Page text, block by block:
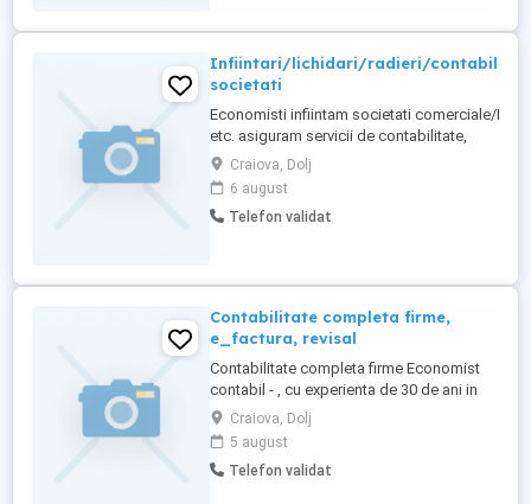
Infiintari/lichidari/radieri/
societati
Economisti infiintam societati comerciale/PFA/
etc. asiguram servicii de contabilitate,
lichidam/radiem societati cu/fara datorii.
Intocmim documentatie in vederea obtinerii
certificatelor de inregistrare in scopuri de TVA
si intermediem stabilirea sediului social.
Craiova, Dolj
6 august
Telefon validat
Contabilitate completa firme,
e_factura, revisal
Contabilitate completa firme Economist
contabil - , cu experienta de 30 de ani in
domeniul financiar-contabil, prestez
servicii de contabilitate completa la
cabinetul meu individual, pe baza de
contract , pentru firme agricultura
Craiova, Dolj
5 august
Telefon validat